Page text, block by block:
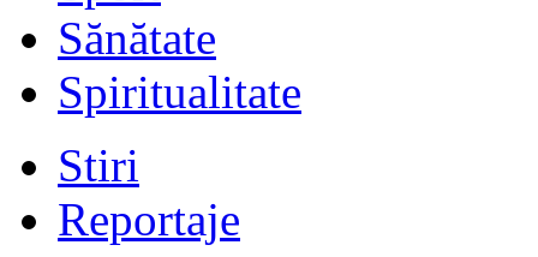
Sănătate
Spiritualitate
Stiri
Reportaje